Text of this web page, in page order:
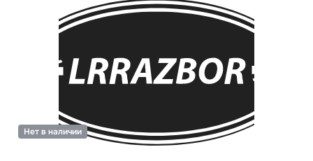
Нет в наличии